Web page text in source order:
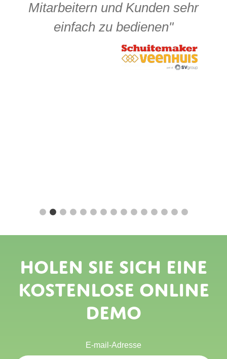
Mitarbeitern und Kunden sehr
einfach zu bedienen"
Holen Sie sich eine
kostenlose Online
Demo
E-mail-Adresse